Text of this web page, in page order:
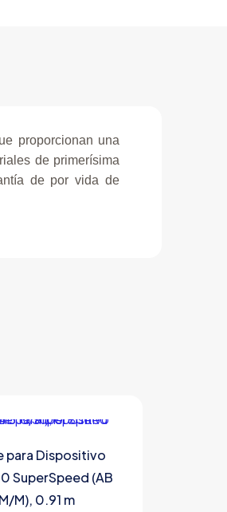
proporcionan una
de primerísima
de por vida de
para Dispositivo
SuperSpeed (AB
M/M), 0.91 m